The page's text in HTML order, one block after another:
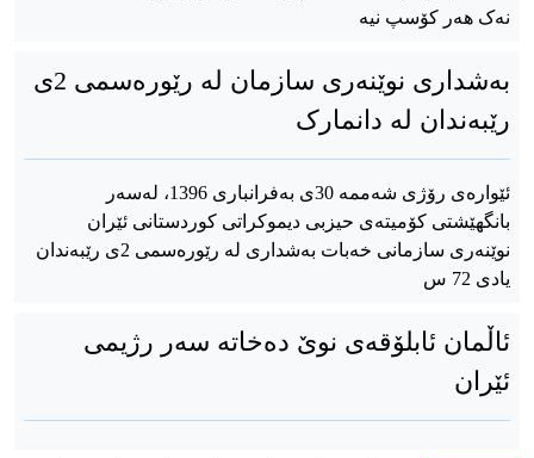
نەک هەر کۆسپ نیە
بەشداری نوێنەری سازمان لە رێورەسمی 2ی
رێبەندان لە دانمارک
ئێوارەی رۆژی شەممە 30ی بەفرانباری 1396، لەسەر
بانگهێشتی کۆمیتەی حیزبی دیموکراتی کوردستانی ئێران
نوێنەری سازمانی خەبات بەشداری لە رێورەسمی 2ی رێبەندان
یادی 72 س
ئاڵمان ئابلۆقەی نوێ دەخاتە سەر رژیمی
ئێران